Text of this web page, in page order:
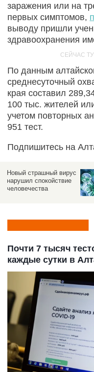
заражения или на
первых симптомов,
выводу пришли
здравоохранения
По данным
среднесуточный
края составил
100 тыс. жителей
учетом повторных
951 тест.
Подпишитесь на
Новый страшный
нарушил
человечества
Почти 7 тысяч
каждые сутки в